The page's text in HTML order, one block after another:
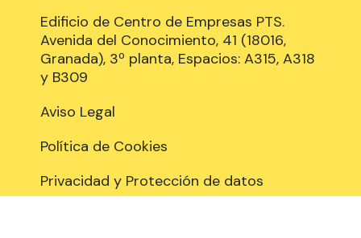
Edificio de Centro de Empresas PTS.
Avenida del Conocimiento, 41 (18016,
Granada), 3º planta, Espacios: A315, A318
y B309
Aviso Legal
Política de Cookies
Privacidad y Protección de datos